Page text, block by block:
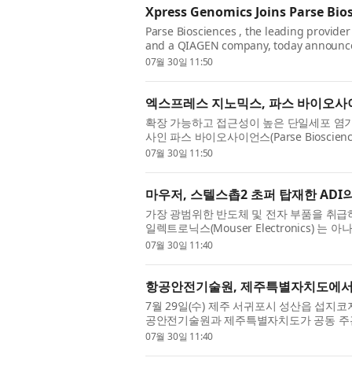
Xpress Genomics Joins Parse
Parse Biosciences , the leading
and a QIAGEN company, today
Service Provider (CSP) program,
07월 30일 11:50
엑스프레스 지노믹스, 파스 바이오
확장 가능하고 접근성이 높은 단일세포 염
사인 파스 바이오사이언스(Parse
자사의 인증 서비스 제공업체(Certified
07월 30일 11:50
마우저, 스텔스촙2 초퍼 탑재한 ADI
가장 광범위한 반도체 및 전자 부품을 취
일렉트로닉스(Mouser Electronics) 는 아
TMC2241 스마트 통합 스테퍼 드라이버
07월 30일 11:40
항공안전기술원, 제주특별자치도에
7월 29일(수) 제주 서귀포시 성산읍 섭지
공안전기술원과 제주특별자치도가 공동
가 성공적으로 개최됐다. UAM 서비스 쇼
07월 30일 11:40